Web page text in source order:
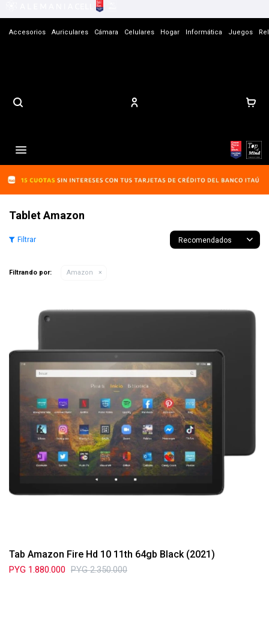
Accesorios Auriculares Cámara Celulares Hogar Informática Juegos

Tablet Amazon
Recomendados
Filtrando por: Amazon
Tab Amazon Fire Hd 10 11th 64gb Black (2021)
PYG 1.880.000 PYG 2.350.000